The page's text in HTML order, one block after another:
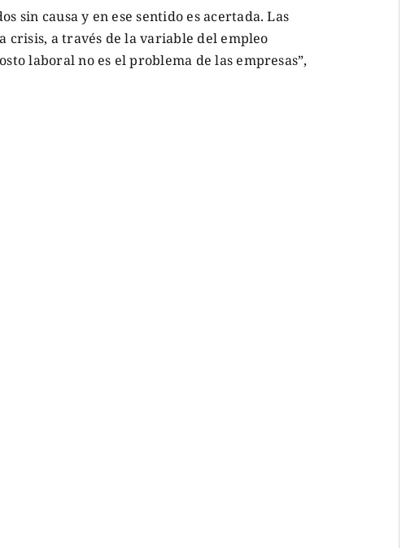
sin causa y en ese sentido es acertada. Las
crisis, a través de la variable del empleo
laboral no es el problema de las empresas”,